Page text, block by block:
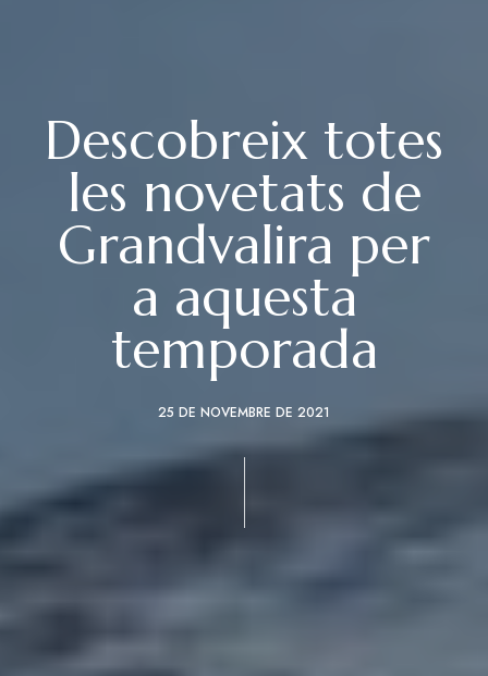
Descobreix totes
les novetats de
Grandvalira per
a aquesta
temporada
25 DE NOVEMBRE DE 2021